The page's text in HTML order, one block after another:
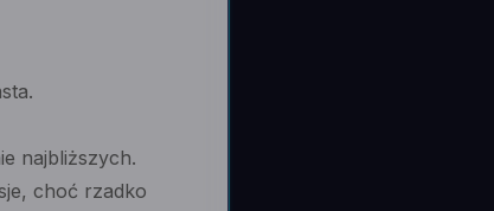
najbliższych.
choć rzadko